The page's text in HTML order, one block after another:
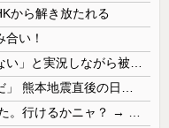
から解き放たれる
い！